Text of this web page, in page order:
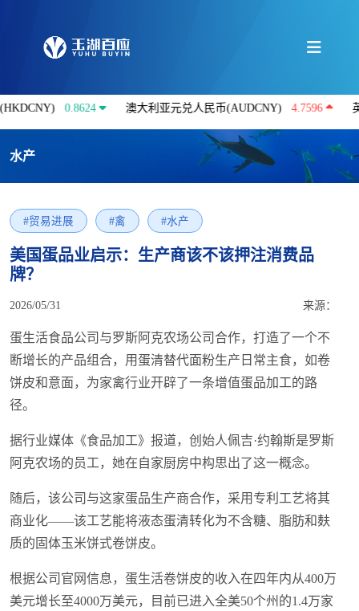
0.8624 澳大利亚元兑人民币(AUDCNY) 4.7596 英镑兑人民
水产
#贸易进展 #禽 #水产
美国蛋品业启示：生产商该不该押注消费品
牌？
2026/05/31 来源：
蛋生活食品公司与罗斯阿克农场公司合作，打造了一个不
断增长的产品组合，用蛋清替代面粉生产日常主食，如卷
饼皮和意面，为家禽行业开辟了一条增值蛋品加工的路
径。
据行业媒体《食品加工》报道，创始人佩吉·约翰斯是罗斯
阿克农场的员工，她在自家厨房中构思出了这一概念。
随后，该公司与这家蛋品生产商合作，采用专利工艺将其
商业化——该工艺能将液态蛋清转化为不含糖、脂肪和麸
质的固体玉米饼式卷饼皮。
根据公司官网信息，蛋生活卷饼皮的收入在四年内从400万
美元增长至4000万美元，目前已进入全美50个州的1.4万家